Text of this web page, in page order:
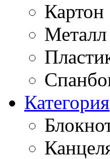
Картон
Металл
Категория